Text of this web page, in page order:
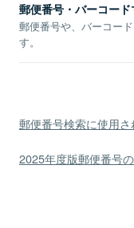
郵便番号・バーコー
郵便番号や、バーコー
す。
郵便番号検索に使用
2025年度版郵便番号